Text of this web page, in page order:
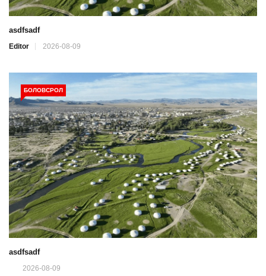
asdfsadf
Editor 2026-08-09
БОЛОВСРОЛ
asdfsadf
2026-08-09